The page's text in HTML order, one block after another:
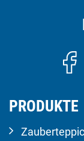
PRODUKTE